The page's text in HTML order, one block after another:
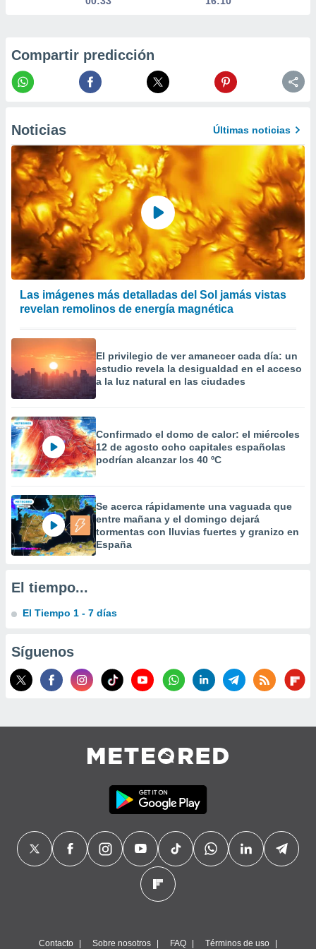
uso de
la
contenido
el
del
de
o a través
de
de
de
uso de
con el
mediante
publicidad
de
Compartir predicción
Noticias Últimas noticias
Las imágenes más detalladas del Sol jamás vistas
revelan remolinos de energía magnética
El privilegio de ver amanecer cada día: un
estudio revela la desigualdad en el acceso
a la luz natural en las ciudades
Confirmado el domo de calor: el miércoles
12 de agosto ocho capitales españolas
podrían alcanzar los 40 ºC
Se acerca rápidamente una vaguada que
entre mañana y el domingo dejará
tormentas con lluvias fuertes y granizo en
España
El tiempo...
El Tiempo 1 - 7 días
Síguenos
Contacto Sobre nosotros FAQ Términos de uso